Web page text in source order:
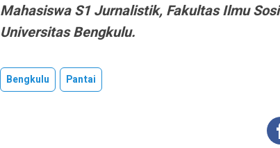
Mahasiswa S1 Jurnalistik, Fakultas Ilmu
Universitas Bengkulu.
Bengkulu Pantai